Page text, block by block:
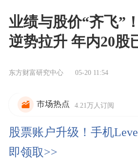
业绩与股价“齐飞”
逆势拉升 年内20股
东方财富研究中心 05-20 11:54
市场热点 4.21万人订阅
股票账户升级！手机
即领取>>